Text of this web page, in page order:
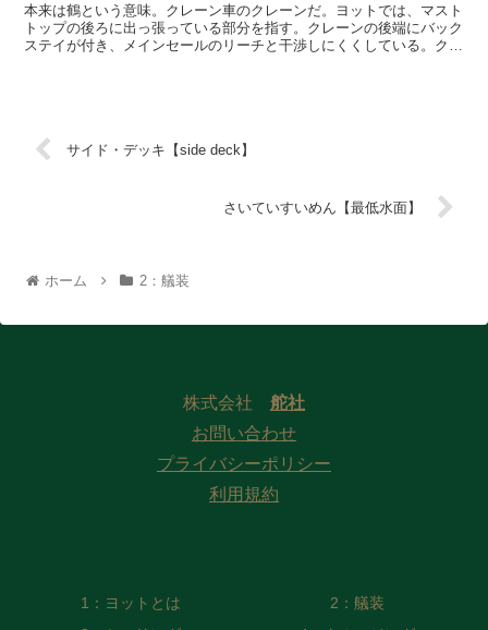
本来は鶴という意味。クレーン車のクレーンだ。ヨットでは、マスト
トップの後ろに出っ張っている部分を指す。クレーンの後端にバック
ステイが付き、メインセールのリーチと干渉しにくくしている。クレ
サイド・デッキ【side deck】
さいていすいめん【最低水面】
ホーム 2：艤装
株式会社 舵社
お問い合わせ
プライバシーポリシー
利用規約
1：ヨットとは
2：艤装